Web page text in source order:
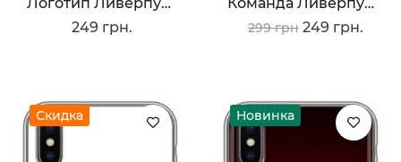
249 грн.
299 грн 249 грн.
Скидка Новинка